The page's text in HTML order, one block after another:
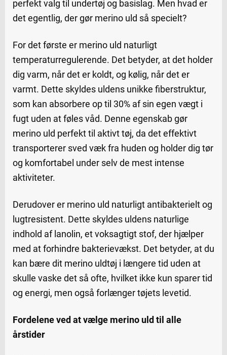
perfekt valg til undertøj og basislag. Men hvad er
det egentlig, der gør merino uld så specielt?
For det første er merino uld naturligt
temperaturregulerende. Det betyder, at det holder
dig varm, når det er koldt, og kølig, når det er
varmt. Dette skyldes uldens unikke fiberstruktur,
som kan absorbere op til 30% af sin egen vægt i
fugt uden at føles våd. Denne egenskab gør
merino uld perfekt til aktivt tøj, da det effektivt
transporterer sved væk fra huden og holder dig tør
og komfortabel under selv de mest intense
aktiviteter.
Derudover er merino uld naturligt antibakterielt og
lugtresistent. Dette skyldes uldens naturlige
indhold af lanolin, et voksagtigt stof, der hjælper
med at forhindre bakterievækst. Det betyder, at du
kan bære dit merino uldtøj i længere tid uden at
skulle vaske det så ofte, hvilket ikke kun sparer tid
og energi, men også forlænger tøjets levetid.
Fordelene ved at vælge merino uld til alle
årstider